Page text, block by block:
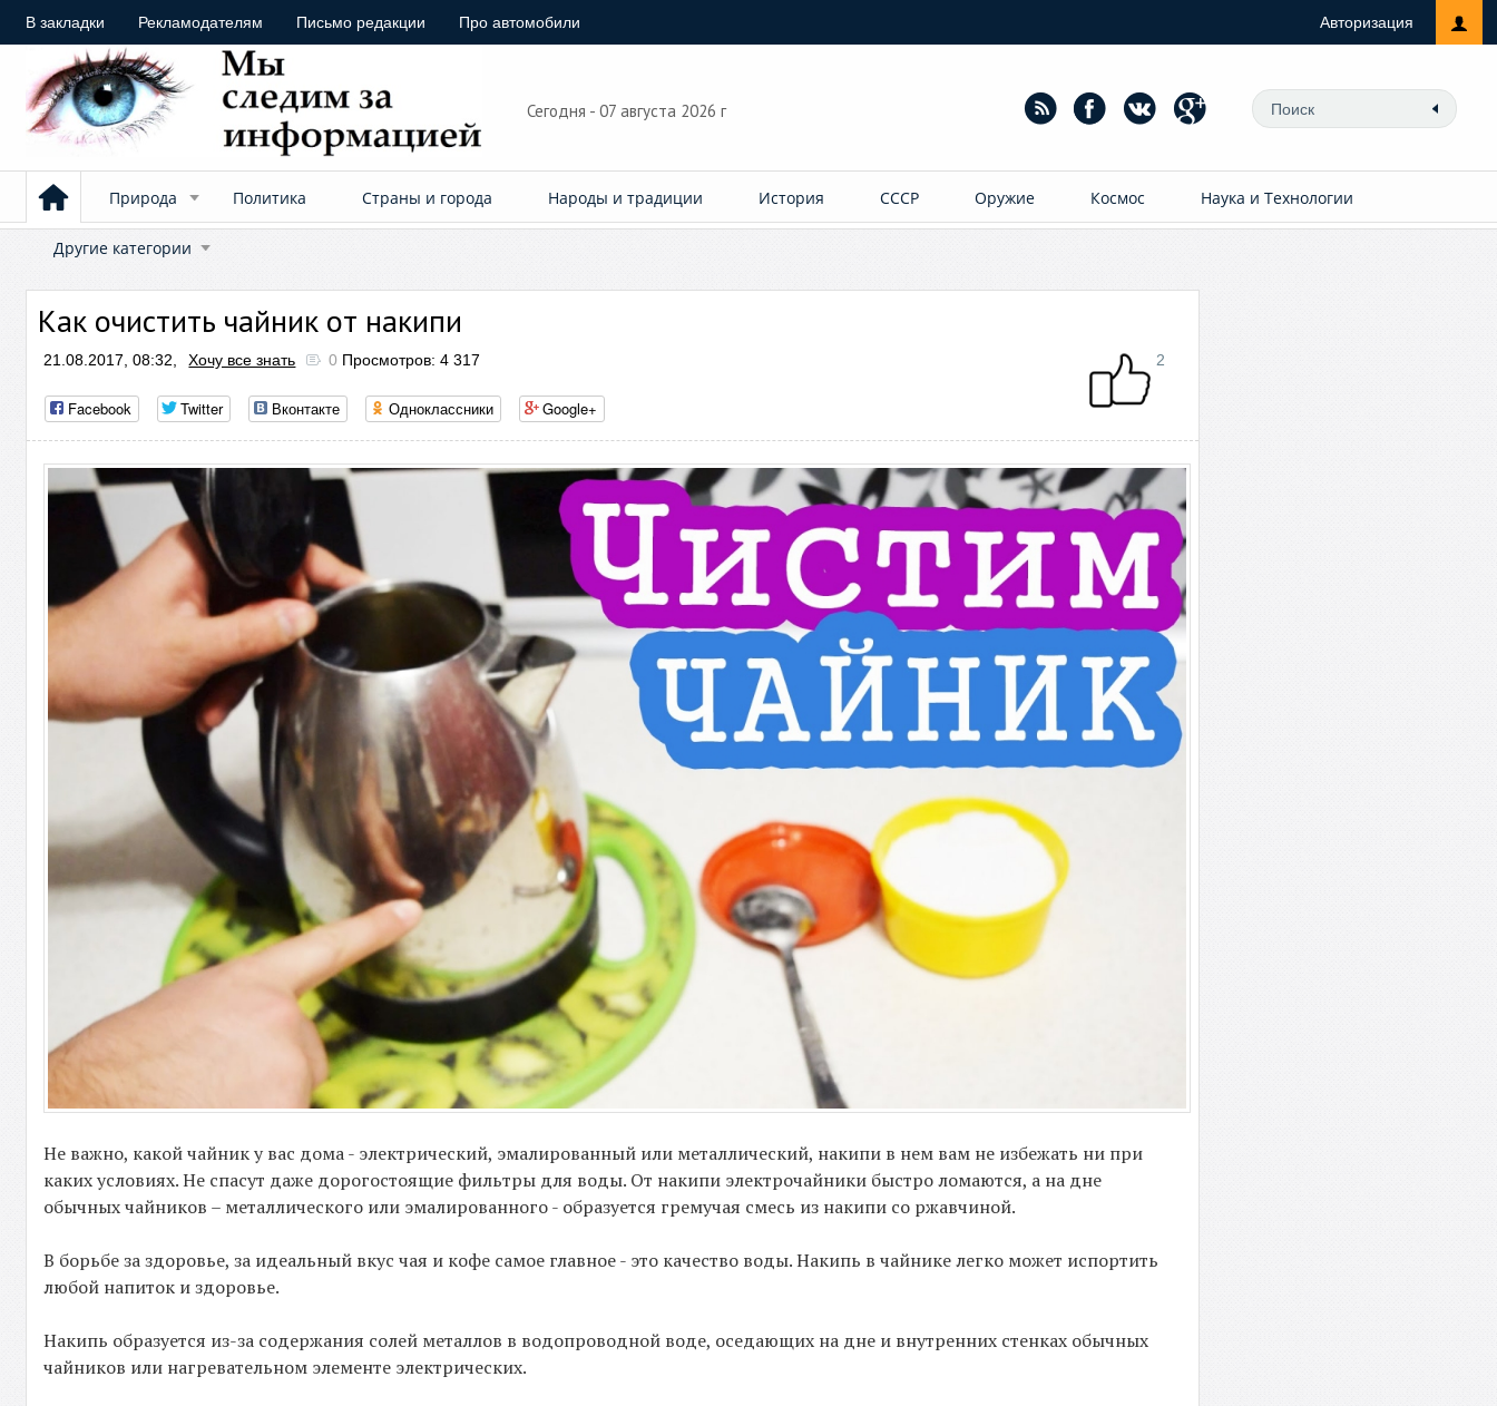
В закладки Рекламодателям Письмо редакции Про автомобили Авторизация
Сегодня - 07 августа 2026 г
Природа Политика Страны и города Народы и традиции История СССР Оружие Космос Наука и Технологии
Другие категории
Как очистить чайник от накипи
21.08.2017, 08:32, Хочу все знать 0 Просмотров: 4 317 2
Facebook Twitter Вконтакте Одноклассники Google+
Не важно, какой чайник у вас дома - электрический, эмалированный или металлический, накипи в нем вам не избежать ни при
каких условиях. Не спасут даже дорогостоящие фильтры для воды. От накипи электрочайники быстро ломаются, а на дне
обычных чайников – металлического или эмалированного - образуется гремучая смесь из накипи со ржавчиной.
В борьбе за здоровье, за идеальный вкус чая и кофе самое главное - это качество воды. Накипь в чайнике легко может испортить
любой напиток и здоровье.
Накипь образуется из-за содержания солей металлов в водопроводной воде, оседающих на дне и внутренних стенках обычных
чайников или нагревательном элементе электрических.